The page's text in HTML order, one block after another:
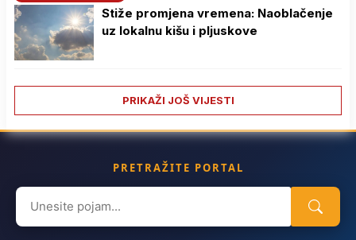
Stiže promjena vremena: Naoblačenje
uz lokalnu kišu i pljuskove
PRIKAŽI JOŠ VIJESTI
PRETRAŽITE PORTAL
Search
for: